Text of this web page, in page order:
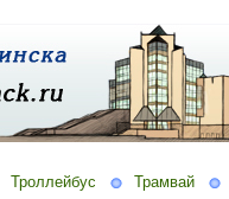
Троллейбус Трамвай